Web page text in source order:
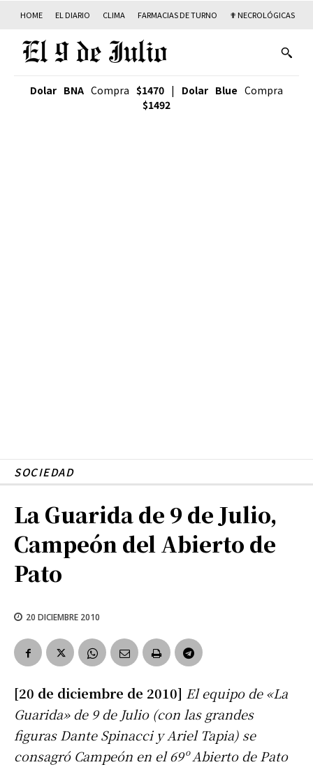
HOME EL DIARIO CLIMA FARMACIAS DE TURNO ✟ NECROLÓGICAS
Dolar BNA Compra $1470 | Dolar Blue Compra
$1492
SOCIEDAD
La Guarida de 9 de Julio,
Campeón del Abierto de
Pato
20 DICIEMBRE 2010
[20 de diciembre de 2010] El equipo de «La
Guarida» de 9 de Julio (con las grandes
figuras Dante Spinacci y Ariel Tapia) se
consagró Campeón en el 69º Abierto de Pato